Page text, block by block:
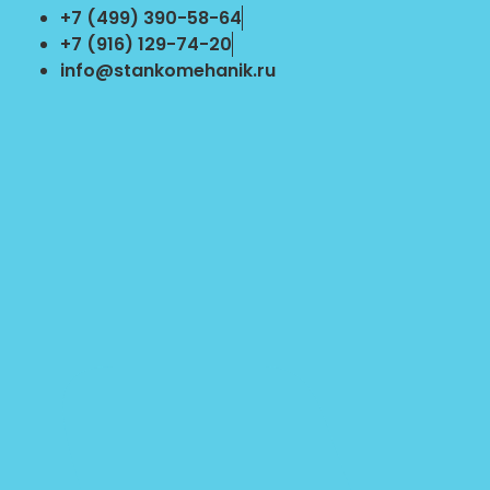
Перейти
содержимому
+7 (499) 390-58-64
+7 (916) 129-74-20
info@stankomehanik.ru